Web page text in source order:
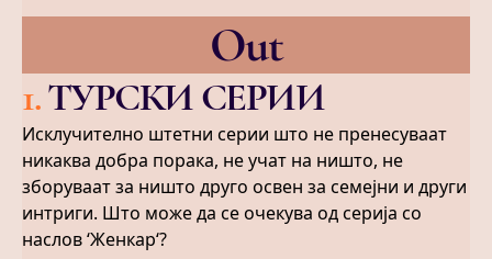
Out
1.ТУРСКИ СЕРИИ
Исклучително штетни серии што не пренесуваат
никаква добра порака, не учат на ништо, не
зборуваат за ништо друго освен за семејни и други
интриги. Што може да се очекува од серија со
наслов ‘Женкар‘?